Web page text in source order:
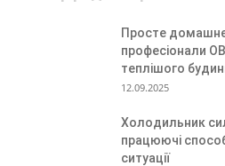
Просте
професіонали
теплішого
12.09.2025
Холодильник
працюючі
ситуації